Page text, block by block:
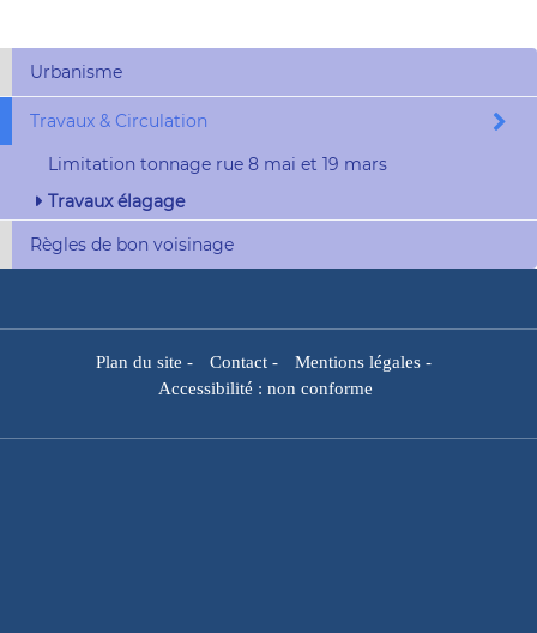
Urbanisme
Travaux & Circulation
Limitation tonnage rue 8 mai et 19 mars
Travaux élagage
Règles de bon voisinage
Plan du site - Contact- Mentions légales-
Accessibilité : non conforme